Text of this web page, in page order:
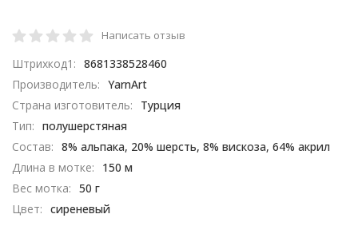
Написать отзыв
Штрихкод1: 8681338528460
Производитель: YarnArt
Страна изготовитель:
Турция
Тип: полушерстяная
Состав: 8% альпака, 20% шерсть, 8% вискоза, 64% акрил
Длина в мотке:
150 м
Вес мотка: 50 г
Цвет: сиреневый